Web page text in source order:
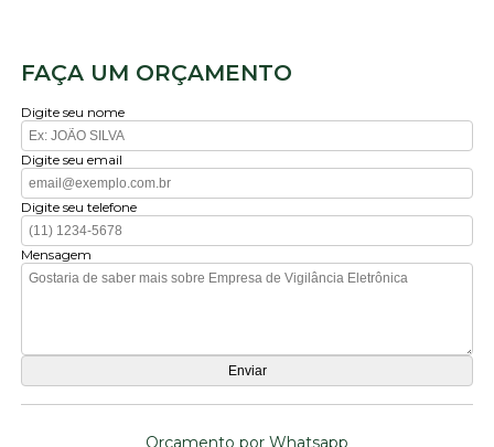
FAÇA UM ORÇAMENTO
Digite seu nome
Digite seu email
Digite seu telefone
Mensagem
Orçamento por Whatsapp